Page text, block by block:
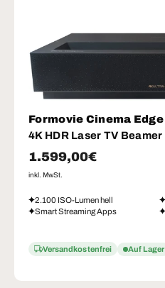
Formovie Cinema Edge
4K HDR Laser TV Beamer
Normaler Preis
1.599,00€
inkl. MwSt.
2.100 ISO-Lumen hell
Smart Streaming Apps
Versandkostenfrei Auf Lager